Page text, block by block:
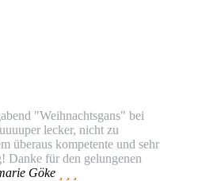
"Weihnachtsgans" bei
lecker, nicht zu
überaus kompetente und sehr
Danke für den gelungenen
Göke